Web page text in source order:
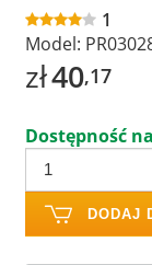
1
Model:
zł40,17
Dostępność
DODAJ